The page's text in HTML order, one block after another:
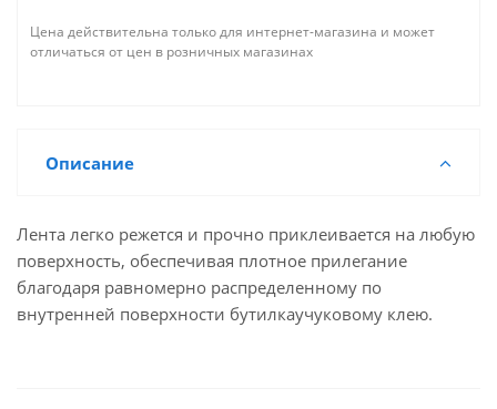
Цена действительна только для интернет-магазина и может
отличаться от цен в розничных магазинах
Описание
Лента легко режется и прочно приклеивается на любую
поверхность, обеспечивая плотное прилегание
благодаря равномерно распределенному по
внутренней поверхности бутилкаучуковому клею.